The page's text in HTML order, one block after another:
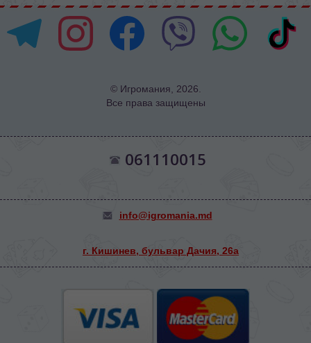
© Игромания, 2026.
Все права защищены
061110015
info@igromania.md
г. Кишинев, бульвар Дачия, 26а